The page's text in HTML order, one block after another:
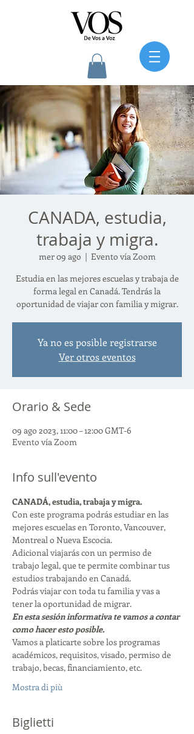
CANADA, estudia,
trabaja y migra.
mer 09 ago
  |
Evento vía Zoom
Estudia en las mejores escuelas y trabaja de
forma legal en Canadá. Tendrás la
oportunidad de viajar con familia y migrar.
Ya no es posible registrarse
Ver otros eventos
Orario & Sede
09 ago 2023, 11:00 – 12:00 GMT-6
Evento vía Zoom
Info sull'evento
CANADÁ, estudia, trabaja y migra.
Con este programa podrás estudiar en las
mejores escuelas en Toronto, Vancouver,
Montreal o Nueva Escocia.
Adicional viajarás con un permiso de
trabajo legal, que te permite combinar tus
estudios trabajando en Canadá.
Podrás viajar con toda tu familia y vas a
tener la oportunidad de migrar.
En esta sesión informativa te vamos a contar
como hacer esto posible.
Vamos a platicarte sobre los programas
académicos, requisitos, visado, permiso de
trabajo, becas, financiamiento, etc.
Mostra di più
Biglietti